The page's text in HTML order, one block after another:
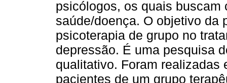
psicólogos, os quais buscam
saúde/doença. O objetivo da
psicoterapia de grupo no
depressão. É uma pesquisa
qualitativo. Foram realizadas
pacientes de um grupo